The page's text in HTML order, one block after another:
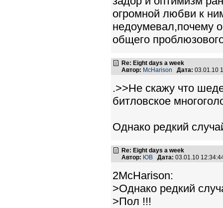
огромной любви к
недоумевал,почему
общего
Re: Eight days a week
Автор: McHarison Дата: 03.01.10
.>>Не скажу что
битловское
Однако редкий
Re: Eight days a week
Автор: ЮВ Дата: 03.01.10
2McHarison:
>Однако редкий
>Пол !!!